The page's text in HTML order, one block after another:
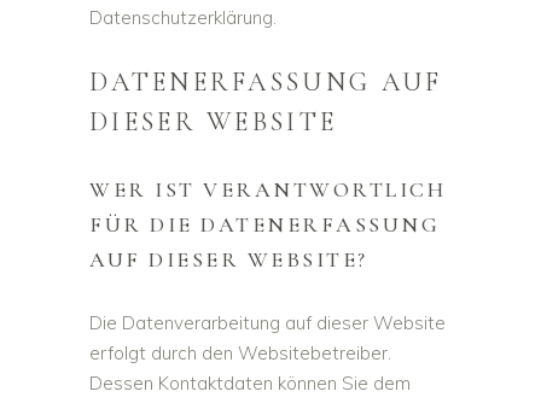
Datenschutzerklärung.
DATENERFASSUNG AUF
DIESER WEBSITE
WER IST VERANTWORTLICH
FÜR DIE DATENERFASSUNG
AUF DIESER WEBSITE?
Die Datenverarbeitung auf dieser Website
erfolgt durch den Websitebetreiber.
Dessen Kontaktdaten können Sie dem